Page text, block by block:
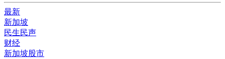
最新
新加坡
民生民声
财经
新加坡股市